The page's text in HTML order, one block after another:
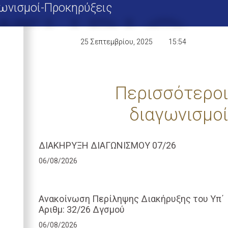
Προκηρύξεις
25 Σεπτεμβρίου, 2025 15:54
Περισσότεροι
διαγωνισμοί
ΔΙΑΚΗΡΥΞΗ ΔΙΑΓΩΝΙΣΜΟΥ 07/26
06/08/2026
Ανακοίνωση Περίληψης Διακήρυξης του Υπ΄
Αριθμ: 32/26 Δγσμού
06/08/2026